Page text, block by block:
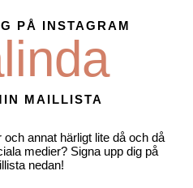
PÅ INSTAGRAM
MAILLISTA
annat härligt lite då och då
medier? Signa upp dig på
nedan!